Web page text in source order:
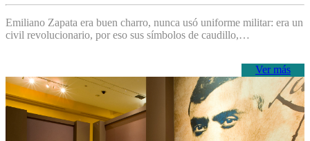
Emiliano Zapata era buen charro, nunca usó uniforme militar: era un
civil revolucionario, por eso sus símbolos de caudillo,…
Ver más